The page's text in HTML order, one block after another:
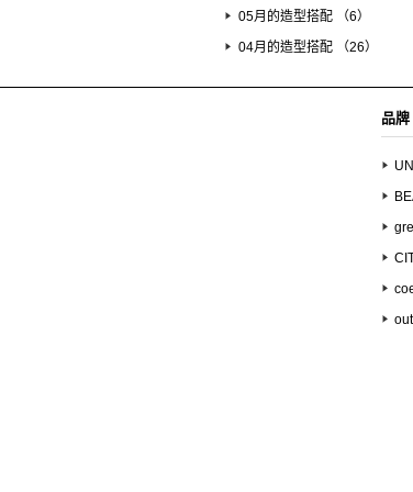
05月的造型搭配 （6）
04月的造型搭配 （26）
品牌